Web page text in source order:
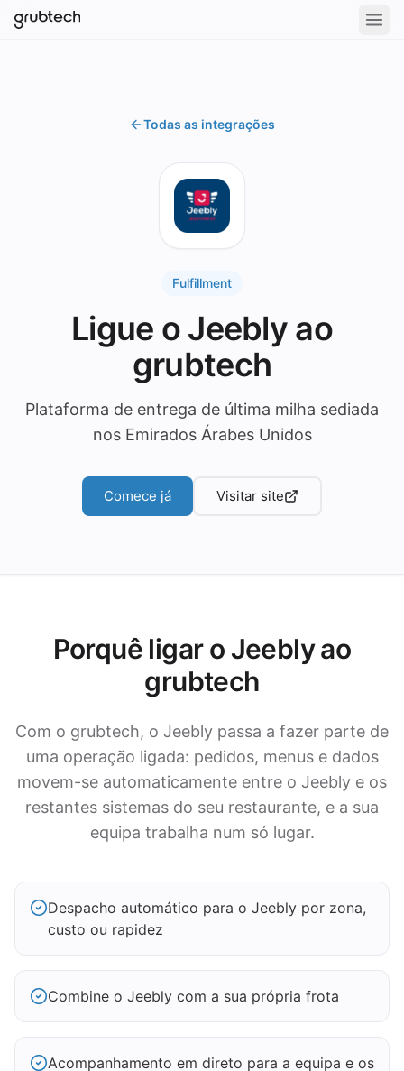
Todas as integrações
Fulfillment
Ligue o Jeebly ao
grubtech
Plataforma de entrega de última milha sediada
nos Emirados Árabes Unidos
Comece já Visitar site
Porquê ligar o Jeebly ao
grubtech
Com o grubtech, o Jeebly passa a fazer parte de
uma operação ligada: pedidos, menus e dados
movem-se automaticamente entre o Jeebly e os
restantes sistemas do seu restaurante, e a sua
equipa trabalha num só lugar.
Despacho automático para o Jeebly por zona,
custo ou rapidez
Combine o Jeebly com a sua própria frota
Acompanhamento em direto para a equipa e os